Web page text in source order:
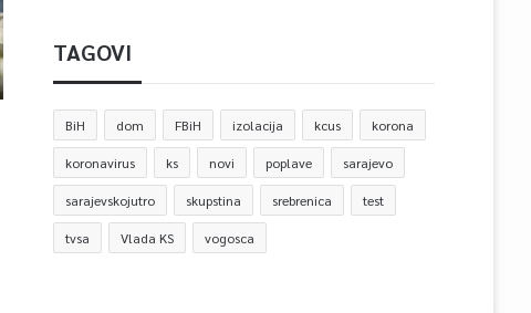
TAGOVI
BiH dom FBiH izolacija kcus korona
koronavirus ks novi poplave sarajevo
sarajevskojutro skupstina srebrenica test
tvsa Vlada KS vogosca